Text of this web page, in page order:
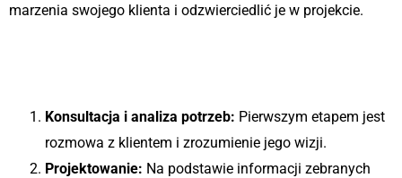
marzenia swojego klienta i odzwierciedlić je w projekcie.
Konsultacja i analiza potrzeb: Pierwszym etapem jest
rozmowa z klientem i zrozumienie jego wizji.
Projektowanie: Na podstawie informacji zebranych